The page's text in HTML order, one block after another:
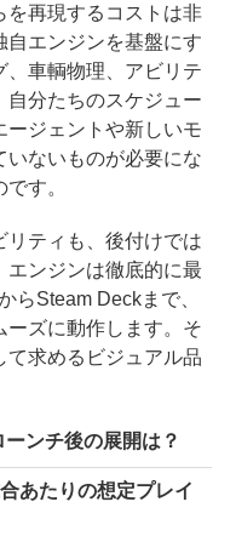
を再現するコストは非
自エンジンを基盤にす
、車輌物理、アビリテ
自分たちのスケジュー
ージェントや新しいモ
いないものが必要にな
す。
ティも、後付けでは
エンジンは徹底的に最
らSteam Deckまで、
ーズに動作します。そ
て求めるビジュアル品
ンチ後の展開は？
あたりの想定プレイ